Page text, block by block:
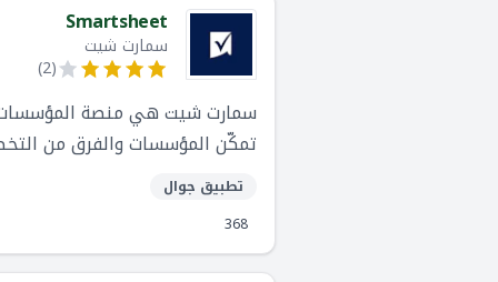
Smartsheet
سمارت شيت
(
2
)
سمارت شيت هي منصة المؤسسات
تمكّن المؤسسات والفرق من
وحلول مبتكرة ونتائج أعمال أفضل.
تطبيق جوال
368